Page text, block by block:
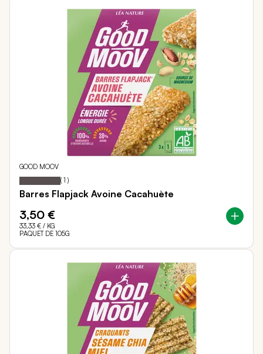
GOOD MOOV
Notation: 100
% of
( 1 )
Barres Flapjack Avoine Cacahuète
3,50 €
33,33 € / KG
PAQUET DE 105G